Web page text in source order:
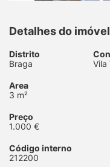
Detalhes do imóvel
Distrito
Braga
Vila
Area
3 m²
Preço
1.000 €
Código interno
212200